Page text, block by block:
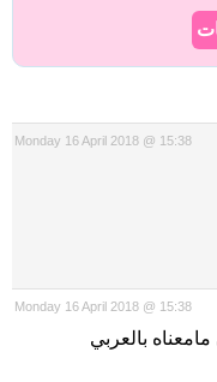
Monday 16 April 2018 @ 15:38
Monday 16 April 2018 @ 15:38
بالعربي